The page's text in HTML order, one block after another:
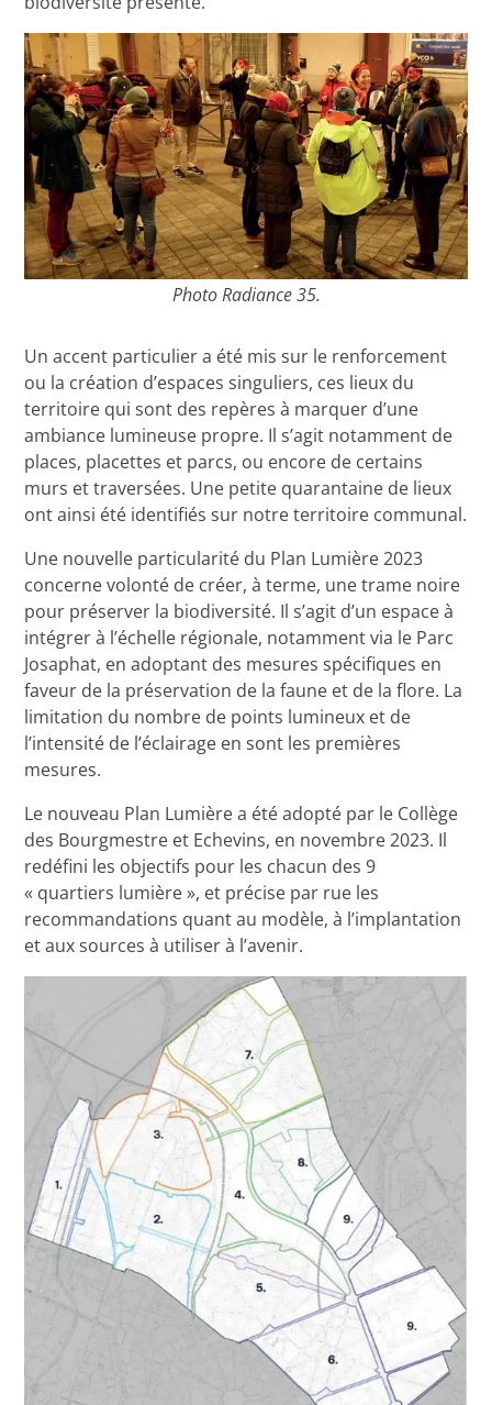
Photo Radiance 35.
Un accent particulier a été mis sur le renforcement
ou la création d’espaces singuliers, ces lieux du
territoire qui sont des repères à marquer d’une
ambiance lumineuse propre. Il s’agit notamment de
places, placettes et parcs, ou encore de certains
murs et traversées. Une petite quarantaine de lieux
ont ainsi été identifiés sur notre territoire communal.
Une nouvelle particularité du Plan Lumière 2023
concerne volonté de créer, à terme, une trame noire
pour préserver la biodiversité. Il s’agit d’un espace à
intégrer à l’échelle régionale, notamment via le Parc
Josaphat, en adoptant des mesures spécifiques en
faveur de la préservation de la faune et de la flore. La
limitation du nombre de points lumineux et de
l’intensité de l’éclairage en sont les premières
mesures.
Le nouveau Plan Lumière a été adopté par le Collège
des Bourgmestre et Echevins, en novembre 2023. Il
redéfini les objectifs pour les chacun des 9
« quartiers lumière », et précise par rue les
recommandations quant au modèle, à l’implantation
et aux sources à utiliser à l’avenir.